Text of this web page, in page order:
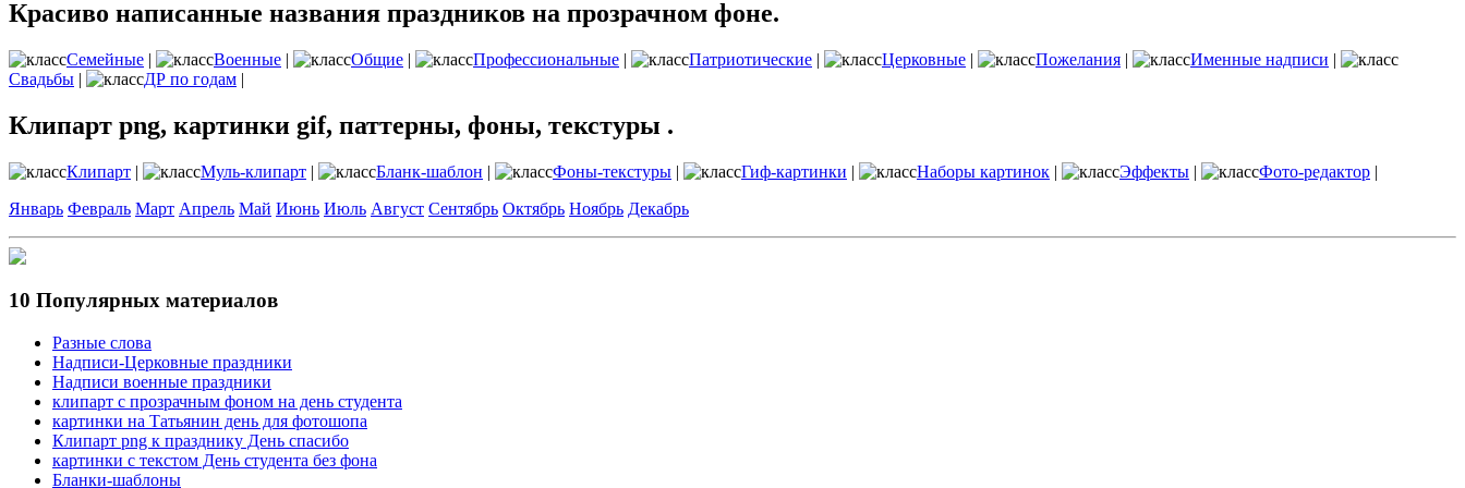
Красиво написанные названия праздников на прозрачном фоне.
Семейные | Военные | Общие | Профессиональные | Патриотические | Церковные | Пожелания | Именные надписи |
Свадьбы | ДР по годам |
Клипарт png, картинки gif, паттерны, фоны, текстуры .
Клипарт | Муль-клипарт | Бланк-шаблон | Фоны-текстуры | Гиф-картинки | Наборы картинок | Эффекты | Фото-редактор |
Январь Февраль Март Апрель Май Июнь Июль Август Сентябрь Октябрь Ноябрь Декабрь
10 Популярных материалов
Разные слова
Надписи-Церковные праздники
Надписи военные праздники
клипарт с прозрачным фоном на день студента
картинки на Татьянин день для фотошопа
Клипарт png к празднику День спасибо
картинки с текстом День студента без фона
Бланки-шаблоны